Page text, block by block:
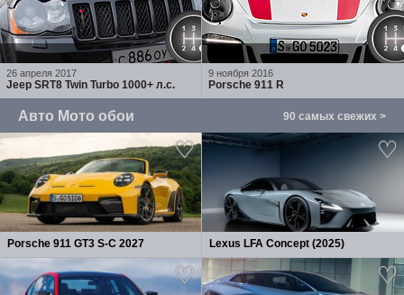
26 апреля 2017
Jeep SRT8 Twin Turbo 1000+ л.с.
9 ноября 2016
Porsche 911 R
Авто Мото обои 90 самых свежих >
Porsche 911 GT3 S-C 2027 Lexus LFA Concept (2025)